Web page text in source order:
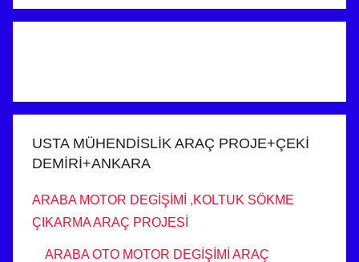
USTA MÜHENDİSLİK ARAÇ PROJE+ÇEKİ
DEMİRİ+ANKARA
ARABA MOTOR DEGİŞİMİ ,KOLTUK SÖKME
ÇIKARMA ARAÇ PROJESİ
ARABA OTO MOTOR DEGİŞİMİ ARAÇ